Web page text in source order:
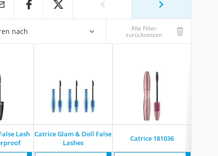
nach Alle Filter
zurücksetzen
Lash Catrice Glam & Doll False
Lashes
Catrice 181036